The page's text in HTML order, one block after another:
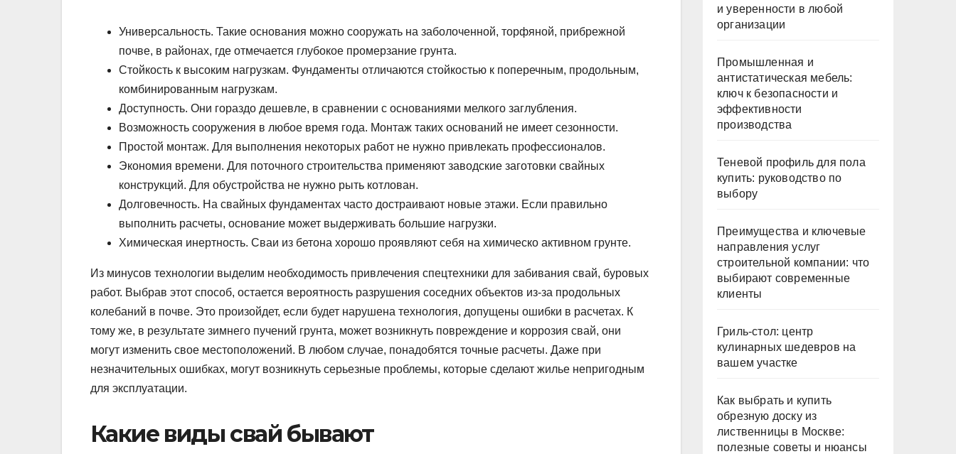
Универсальность. Такие основания можно сооружать на заболоченной, торфяной, прибрежной
почве, в районах, где отмечается глубокое промерзание грунта.
Стойкость к высоким нагрузкам. Фундаменты отличаются стойкостью к поперечным, продольным,
комбинированным нагрузкам.
Доступность. Они гораздо дешевле, в сравнении с основаниями мелкого заглубления.
Возможность сооружения в любое время года. Монтаж таких оснований не имеет сезонности.
Простой монтаж. Для выполнения некоторых работ не нужно привлекать профессионалов.
Экономия времени. Для поточного строительства применяют заводские заготовки свайных
конструкций. Для обустройства не нужно рыть котлован.
Долговечность. На свайных фундаментах часто достраивают новые этажи. Если правильно
выполнить расчеты, основание может выдерживать большие нагрузки.
Химическая инертность. Сваи из бетона хорошо проявляют себя на химическо активном грунте.
Из минусов технологии выделим необходимость привлечения спецтехники для забивания свай, буровых
работ. Выбрав этот способ, остается вероятность разрушения соседних объектов из-за продольных
колебаний в почве. Это произойдет, если будет нарушена технология, допущены ошибки в расчетах. К
тому же, в результате зимнего пучений грунта, может возникнуть повреждение и коррозия свай, они
могут изменить свое местоположений. В любом случае, понадобятся точные расчеты. Даже при
незначительных ошибках, могут возникнуть серьезные проблемы, которые сделают жилье непригодным
для эксплуатации.
Какие виды свай бывают
и уверенности в любой
организации
Промышленная и
антистатическая мебель:
ключ к безопасности и
эффективности
производства
Теневой профиль для пола
купить: руководство по
выбору
Преимущества и ключевые
направления услуг
строительной компании: что
выбирают современные
клиенты
Гриль-стол: центр
кулинарных шедевров на
вашем участке
Как выбрать и купить
обрезную доску из
лиственницы в Москве:
полезные советы и нюансы